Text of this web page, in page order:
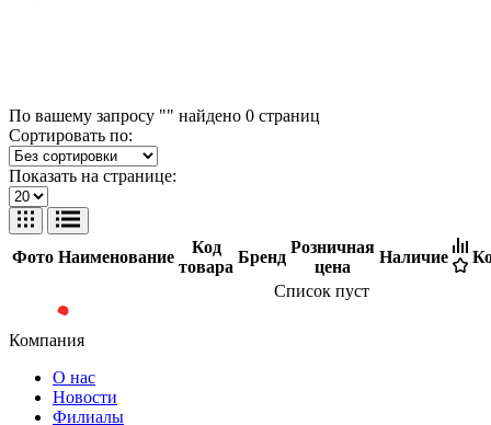
По вашему запросу "" найдено 0 страниц
Сортировать по:
Показать на странице:
Фото Наименование
Код
товара
Бренд
Розничная
цена
Наличие
Список пуст
Компания
О нас
Новости
Филиалы